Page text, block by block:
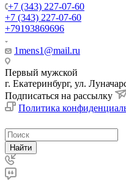
+7 (343) 227-07-60
+7 (343) 227-07-60
+79193869696
1mens1@mail.ru
Первый мужской
г. Екатеринбург, ул.
Подписаться на рассылку
Политика
Найти